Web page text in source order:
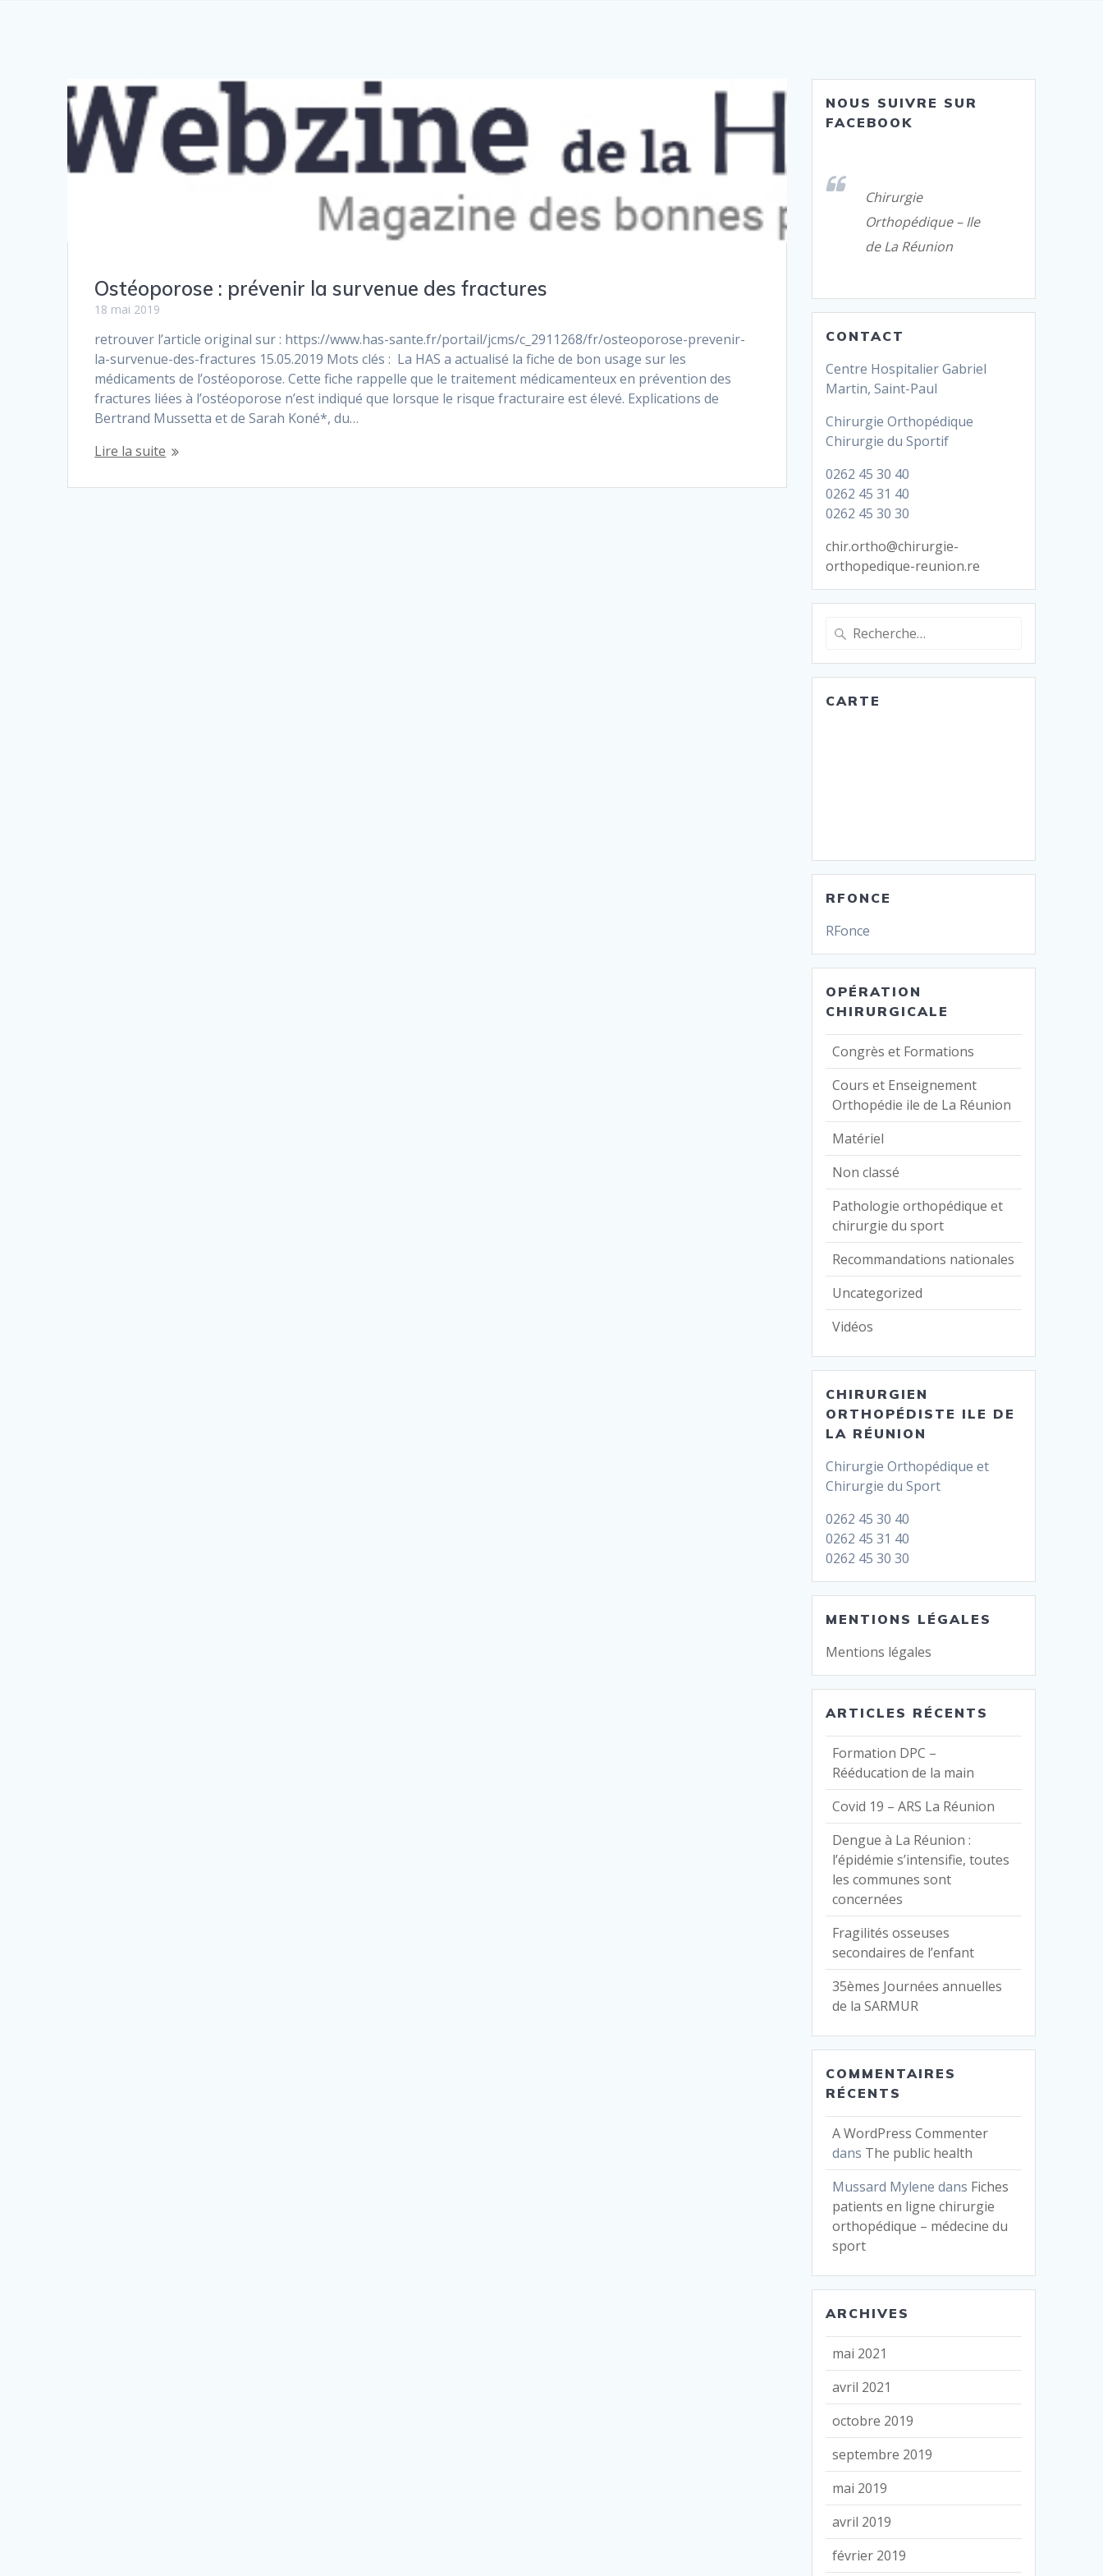
Ostéoporose : prévenir la survenue des fractures
18 mai 2019
retrouver l’article original sur : https://www.has-sante.fr/portail/jcms/c_2911268/fr/osteoporose-prevenir-
la-survenue-des-fractures 15.05.2019 Mots clés : La HAS a actualisé la fiche de bon usage sur les
médicaments de l’ostéoporose. Cette fiche rappelle que le traitement médicamenteux en prévention des
fractures liées à l’ostéoporose n’est indiqué que lorsque le risque fracturaire est élevé. Explications de
Bertrand Mussetta et de Sarah Koné*, du…
Lire la suite
NOUS SUIVRE SUR
FACEBOOK
Chirurgie
Orthopédique – Ile
de La Réunion
CONTACT
Centre Hospitalier Gabriel
Martin, Saint-Paul
Chirurgie Orthopédique
Chirurgie du Sportif
0262 45 30 40
0262 45 31 40
0262 45 30 30
chir.ortho@chirurgie-
orthopedique-reunion.re
Recherche
:
CARTE
RFONCE
RFonce
OPÉRATION
CHIRURGICALE
Congrès et Formations
Cours et Enseignement
Orthopédie ile de La Réunion
Matériel
Non classé
Pathologie orthopédique et
chirurgie du sport
Recommandations nationales
Uncategorized
Vidéos
CHIRURGIEN
ORTHOPÉDISTE ILE DE
LA RÉUNION
Chirurgie Orthopédique et
Chirurgie du Sport
0262 45 30 40
0262 45 31 40
0262 45 30 30
MENTIONS LÉGALES
Mentions légales
ARTICLES RÉCENTS
Formation DPC –
Rééducation de la main
Covid 19 – ARS La Réunion
Dengue à La Réunion :
l’épidémie s’intensifie, toutes
les communes sont
concernées
Fragilités osseuses
secondaires de l’enfant
35èmes Journées annuelles
de la SARMUR
COMMENTAIRES
RÉCENTS
A WordPress Commenter
dans The public health
Mussard Mylene dans Fiches
patients en ligne chirurgie
orthopédique – médecine du
sport
ARCHIVES
mai 2021
avril 2021
octobre 2019
septembre 2019
mai 2019
avril 2019
février 2019